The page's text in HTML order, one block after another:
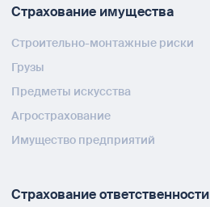
Страхование имущества
Строительно-монтажные риски
Грузы
Предметы искусства
Агрострахование
Имущество предприятий
Страхование ответственности